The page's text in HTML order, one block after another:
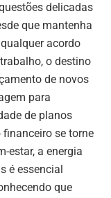
delicadas
que mantenha
acordo
o destino
de novos
para
de planos
se torne
estar, a energia
é essencial
que